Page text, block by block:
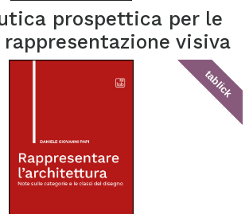
prospettica per le
visiva
tablick